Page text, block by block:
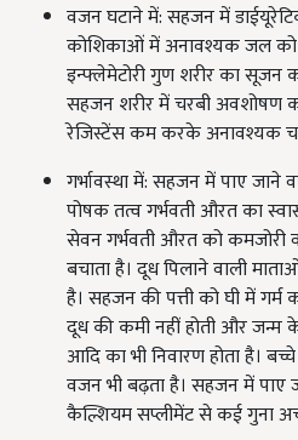
वजन घटाने में: सहजन में
कोशिकाओं में अनावश्यक जल
इन्फ्लेमेटोरी गुण शरीर का
सहजन शरीर में चरबी अवशोषण
रेजिस्टेंस कम करके अनावश्यक
गर्भावस्था में: सहजन में पाए जाने
पोषक तत्व गर्भवती औरत का
सेवन गर्भवती औरत को
बचाता है। दूध पिलाने वाली
है। सहजन की पत्ती को घी में गर्म
दूध की कमी नहीं होती और जन्म
आदि का भी निवारण होता है।
वजन भी बढ़ता है। सहजन में पाए
कैल्शियम सप्लीमेंट से कई गुना